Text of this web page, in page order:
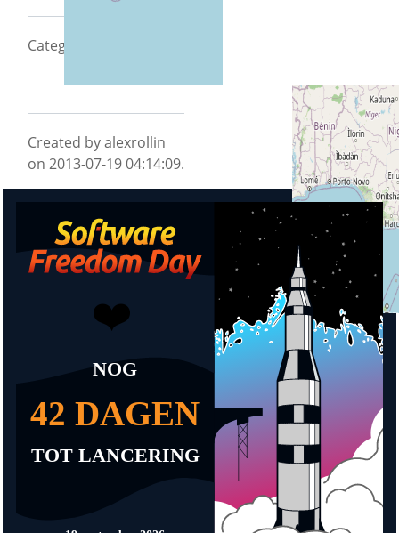
CategoryCity2013
Created by alexrollin
on 2013-07-19 04:14:09.